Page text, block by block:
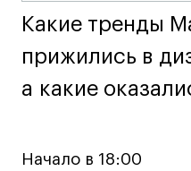
События
События
Истории успеха
Истории успеха
Работы студентов
Работы студентов
Universal University
Universal University
Какие тренды
прижились в
а какие
Какие тренды
прижились в
а какие
Начало в 18:00